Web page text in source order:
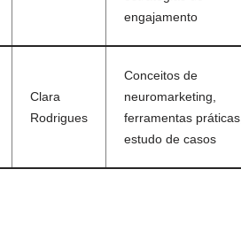
engajamento
Clara
Rodrigues
Conceitos de
neuromarketing,
ferramentas práticas,
estudo de casos